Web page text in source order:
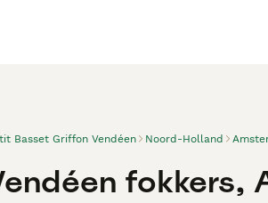
Basset Griffon Vendéen Noord-Holland
fokkers,